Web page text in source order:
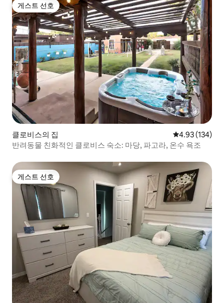
게스트 선호
게스트 선호
클로비스의 집 평점 4.93점(5
4.93 (134)
반려동물 친화적인 클로비스 숙소: 마당, 파고라, 온수 욕조
게스트 선호
게스트 선호